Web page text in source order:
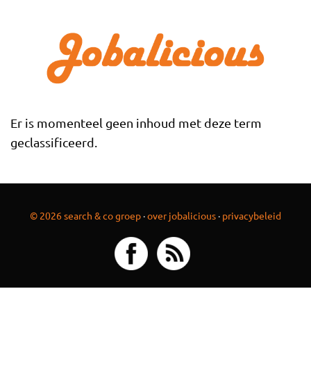
Er is momenteel geen inhoud met deze term
geclassificeerd.
© 2026 search & co groep ·over jobalicious · privacybeleid